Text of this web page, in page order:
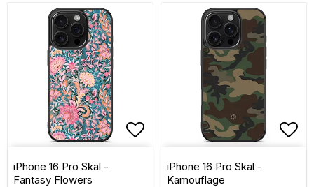
Lägg till i favoritlistan
iPhone 16 Pro Skal -
Fantasy Flowers
iPhone 16 Pro Skal -
Kamouflage